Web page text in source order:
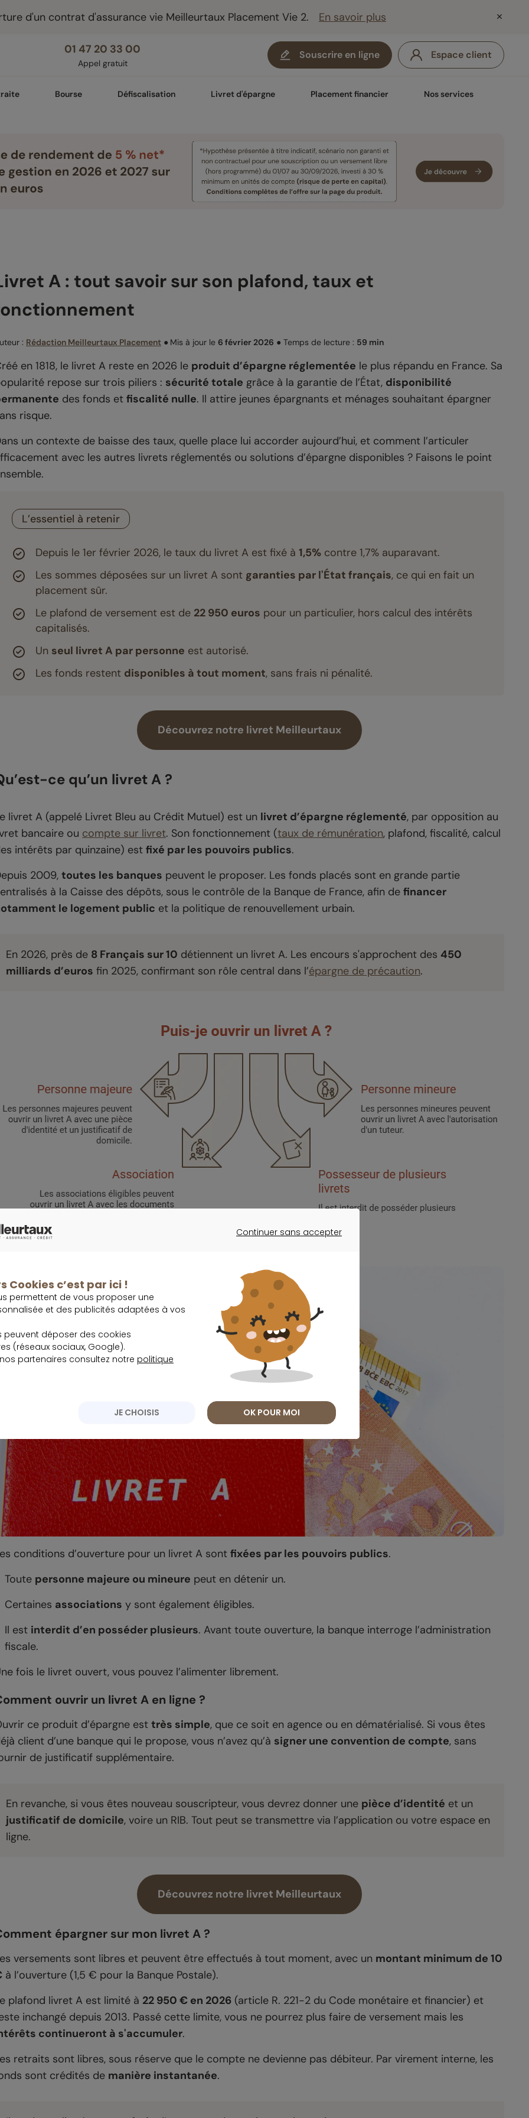
d'un contrat d'assurance vie Meilleurtaux Placement Vie 2. En savoir plus
01 47 20 33 00
Appel gratuit
Souscrire en ligne Espace client
Bourse Défiscalisation Livret d'épargne Placement financier Nos services
A : tout savoir sur son plafond, taux et
: Rédaction Meilleurtaux Placement ● Mis à jour le 6 février 2026 ● Temps de lecture : 59 min
en 1818, le livret A reste en 2026 le produit d’épargne réglementée le plus répandu en France. Sa
repose sur trois piliers : sécurité totale grâce à la garantie de l’État, disponibilité
des fonds et fiscalité nulle. Il attire jeunes épargnants et ménages souhaitant épargner
risque.
un contexte de baisse des taux, quelle place lui accorder aujourd’hui, et comment l’articuler
avec les autres livrets réglementés ou solutions d’épargne disponibles ? Faisons le point
L’essentiel à retenir
Depuis le 1er février 2026, le taux du livret A est fixé à 1,5% contre 1,7% auparavant.
Les sommes déposées sur un livret A sont garanties par l'État français, ce qui en fait un
placement sûr.
Le plafond de versement est de 22 950 euros pour un particulier, hors calcul des intérêts
capitalisés.
Un seul livret A par personne est autorisé.
Les fonds restent disponibles à tout moment, sans frais ni pénalité.
Découvrez notre livret Meilleurtaux
ce qu’un livret A ?
livret A (appelé Livret Bleu au Crédit Mutuel) est un livret d’épargne réglementé, par opposition au
bancaire ou compte sur livret. Son fonctionnement (taux de rémunération, plafond, fiscalité, calcul
intérêts par quinzaine) est fixé par les pouvoirs publics.
2009, toutes les banques peuvent le proposer. Les fonds placés sont en grande partie
à la Caisse des dépôts, sous le contrôle de la Banque de France, afin de financer
le logement public et la politique de renouvellement urbain.
En 2026, près de 8 Français sur 10 détiennent un livret A. Les encours s'approchent des 450
milliards d’euros fin 2025, confirmant son rôle central dans l’épargne de précaution.
conditions d’ouverture pour un livret A sont fixées par les pouvoirs publics.
Toute personne majeure ou mineure peut en détenir un.
Certaines associations y sont également éligibles.
Il est interdit d’en posséder plusieurs. Avant toute ouverture, la banque interroge l’administration
fiscale.
fois le livret ouvert, vous pouvez l’alimenter librement.
ouvrir un livret A en ligne ?
ce produit d’épargne est très simple, que ce soit en agence ou en dématérialisé. Si vous êtes
client d’une banque qui le propose, vous n’avez qu’à signer une convention de compte, sans
de justificatif supplémentaire.
En revanche, si vous êtes nouveau souscripteur, vous devrez donner une pièce d’identité et un
justificatif de domicile, voire un RIB. Tout peut se transmettre via l’application ou votre espace en
ligne.
Découvrez notre livret Meilleurtaux
épargner sur mon livret A ?
versements sont libres et peuvent être effectués à tout moment, avec un montant minimum de 10
à l’ouverture (1,5 € pour la Banque Postale).
plafond livret A est limité à 22 950 € en 2026 (article R. 221-2 du Code monétaire et financier) et
inchangé depuis 2013. Passé cette limite, vous ne pourrez plus faire de versement mais les
continueront à s'accumuler.
retraits sont libres, sous réserve que le compte ne devienne pas débiteur. Par virement interne, les
sont crédités de manière instantanée.
Continuer sans accepter
Cookies c’est par ici !
permettent de vous proposer une
et des publicités adaptées à vos
peuvent déposer des cookies
(réseaux sociaux, Google).
partenaires consultez notre politique
JE CHOISIS OK POUR MOI